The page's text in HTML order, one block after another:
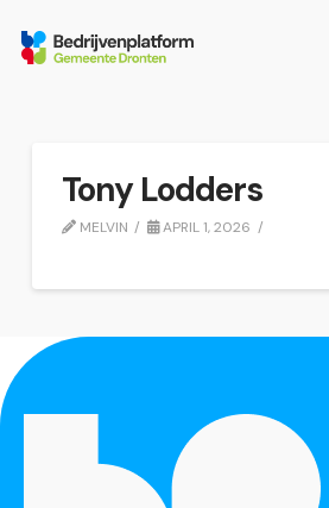
Tony Lodders
MELVIN APRIL 1, 2026